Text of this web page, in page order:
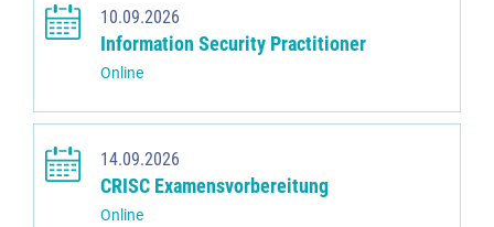
10.09.2026
Information Security Practitioner
Online
14.09.2026
CRISC Examensvorbereitung
Online